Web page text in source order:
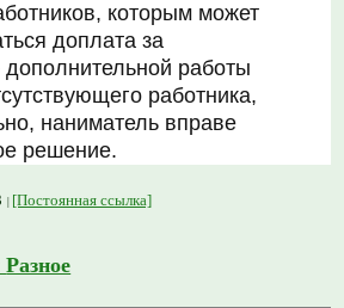
которым может
доплата за
работы
работника,
наниматель вправе
решение.
[Постоянная ссылка]
Разное